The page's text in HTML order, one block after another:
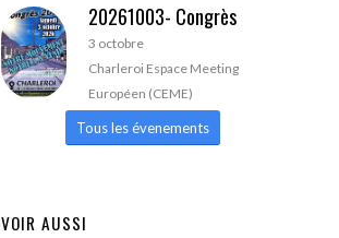
20261003- Congrès
3 octobre
Charleroi Espace Meeting
Européen (CEME)
Tous les évenements
VOIR AUSSI